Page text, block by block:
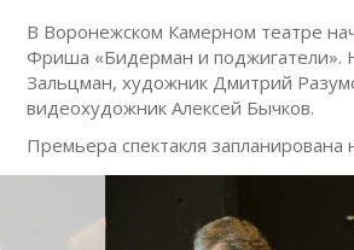
В Воронежском Камерном театре
Фриша «Бидерман и поджигатели».
Зальцман, художник Дмитрий
видеохудожник Алексей Бычков.
Премьера спектакля запланирована